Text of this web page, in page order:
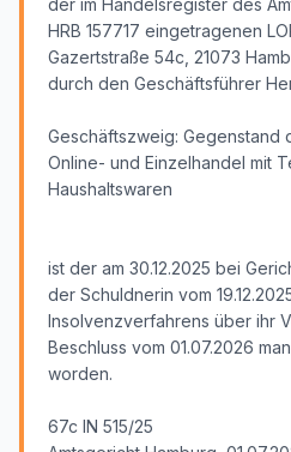
der im Handelsregister des
HRB 157717 eingetragenen
Gazertstraße 54c, 21073
durch den Geschäftsführer
Geschäftszweig: Gegenstand
Online- und Einzelhandel mit
Haushaltswaren
ist der am 30.12.2025 bei
der Schuldnerin vom
Insolvenzverfahrens über ihr
Beschluss vom 01.07.2026
worden.
67c IN 515/25